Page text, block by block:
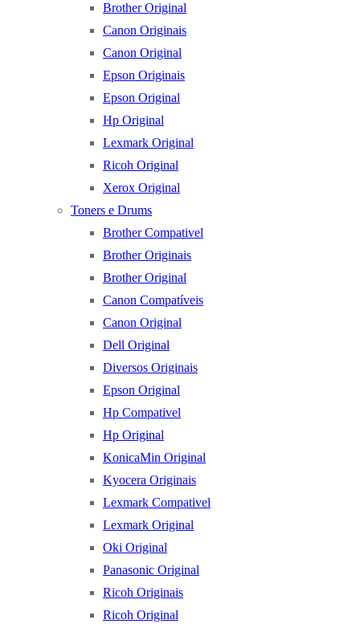
Brother Original
Canon Originais
Canon Original
Epson Originais
Epson Original
Hp Original
Lexmark Original
Ricoh Original
Xerox Original
Toners e Drums
Brother Compativel
Brother Originais
Brother Original
Canon Compatíveis
Canon Original
Dell Original
Diversos Originais
Epson Original
Hp Compativel
Hp Original
KonicaMin Original
Kyocera Originais
Lexmark Compativel
Lexmark Original
Oki Original
Panasonic Original
Ricoh Originais
Ricoh Original